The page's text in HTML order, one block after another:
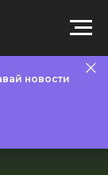
новости